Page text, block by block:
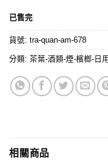
已售完
貨號: tra-quan-am-678
分類: 茶葉-酒類-煙-檳榔-日
相關商品